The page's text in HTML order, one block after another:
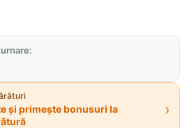
și primește bonusuri la
›